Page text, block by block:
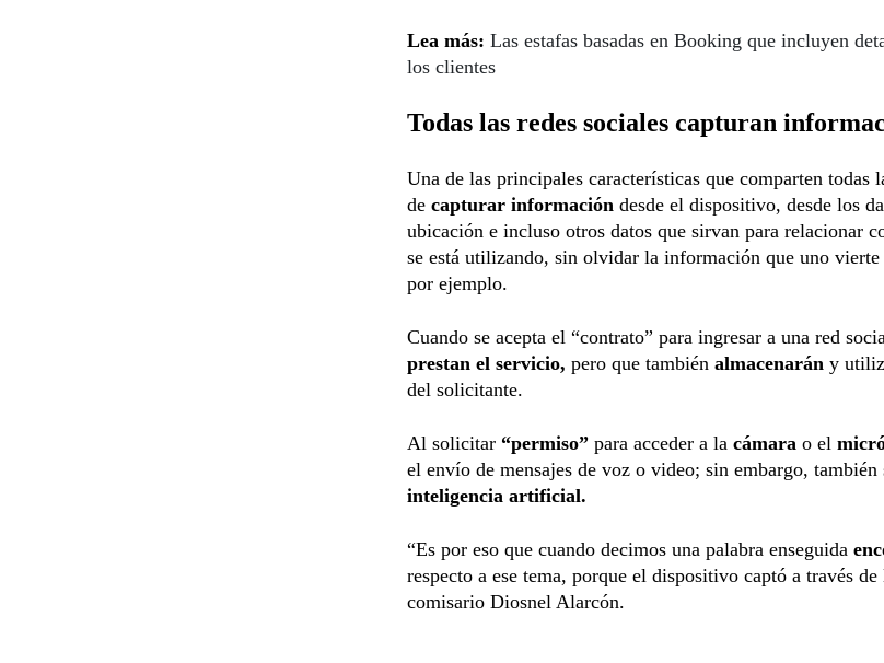
Lea más: Las estafas basadas en Booking que incluyen
los clientes
Todas las redes sociales capturan
Una de las principales características que comparten todas
de capturar información desde el dispositivo, desde los
ubicación e incluso otros datos que sirvan para relacionar
se está utilizando, sin olvidar la información que uno vierte
por ejemplo.
Cuando se acepta el “contrato” para ingresar a una red
prestan el servicio, pero que también almacenarán y
del solicitante.
Al solicitar “permiso” para acceder a la cámara o el
el envío de mensajes de voz o video; sin embargo, también
inteligencia artificial.
“Es por eso que cuando decimos una palabra enseguida
respecto a ese tema, porque el dispositivo captó a través
comisario Diosnel Alarcón.